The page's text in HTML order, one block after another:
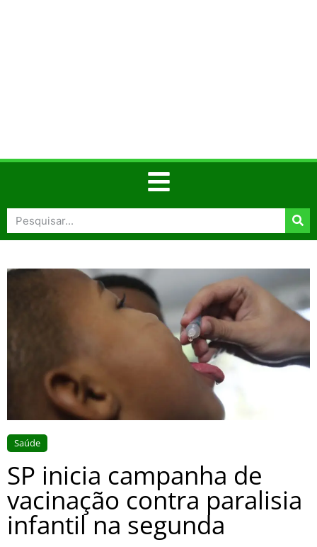
Saúde
SP inicia campanha de
vacinação contra paralisia
infantil na segunda